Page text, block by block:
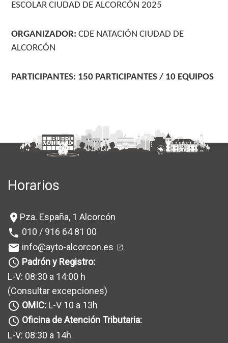
ESCOLAR CIUDAD DE ALCORCÓN 2025
ORGANIZADOR: CDE NATACIÓN CIUDAD DE
ALCORCÓN
PARTICIPANTES: 150 PARTICIPANTES / 10 EQUIPOS
Horarios
location_on Pza. España, 1 Alcorcón
phone 010 / 916 64 81 00
mail info@ayto-alcorcon.es
query_builder Padrón y Registro:
L-V: 08:30 a 14:00 h
(Consultar excepciones)
query_builder OMIC: L-V 10 a 13h
query_builder Oficina de Atención Tributaria:
L-V: 08:30 a 14h